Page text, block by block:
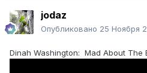
минор, а в более позднем
на кварту выше - знаменитое
широкой публики, так как
jodaz
Опубликовано 25 Ноября
Dinah Washington: Mad About The